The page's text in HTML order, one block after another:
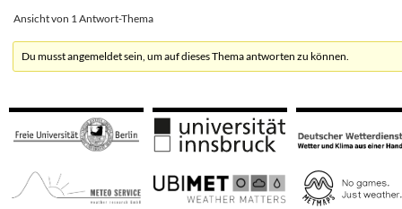
Ansicht von 1 Antwort-Thema
Du musst angemeldet sein, um auf dieses Thema antworten zu können.